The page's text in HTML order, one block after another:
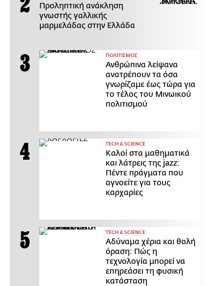
Προληπτική ανάκληση
γνωστής γαλλικής
μαρμελάδας στην Ελλάδα
ΠΟΛΙΤΙΣΜΟΣ
Ανθρώπινα λείψανα
ανατρέπουν τα όσα
γνωρίζαμε έως τώρα για
το τέλος του Μινωικού
πολιτισμού
ΤECH & SCIENCE
Καλοί στα μαθηματικά
και λάτρεις της jazz:
Πέντε πράγματα που
αγνοείτε για τους
καρχαρίες
ΤECH & SCIENCE
Αδύναμα χέρια και θολή
όραση: Πώς η
τεχνολογία μπορεί να
επηρεάσει τη φυσική
κατάσταση